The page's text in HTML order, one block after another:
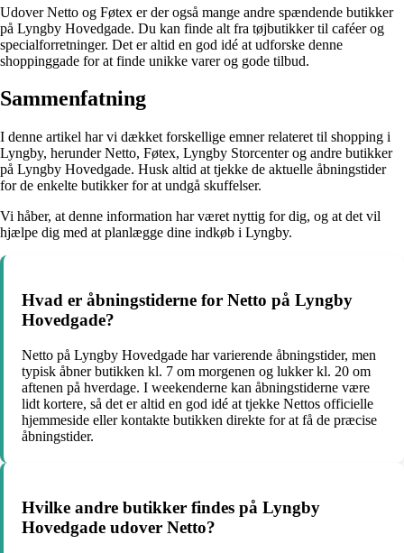
Udover Netto og Føtex er der også mange andre spændende butikker
på Lyngby Hovedgade. Du kan finde alt fra tøjbutikker til caféer og
specialforretninger. Det er altid en god idé at udforske denne
shoppinggade for at finde unikke varer og gode tilbud.
Sammenfatning
I denne artikel har vi dækket forskellige emner relateret til shopping i
Lyngby, herunder Netto, Føtex, Lyngby Storcenter og andre butikker
på Lyngby Hovedgade. Husk altid at tjekke de aktuelle åbningstider
for de enkelte butikker for at undgå skuffelser.
Vi håber, at denne information har været nyttig for dig, og at det vil
hjælpe dig med at planlægge dine indkøb i Lyngby.
Hvad er åbningstiderne for Netto på Lyngby
Hovedgade?
Netto på Lyngby Hovedgade har varierende åbningstider, men
typisk åbner butikken kl. 7 om morgenen og lukker kl. 20 om
aftenen på hverdage. I weekenderne kan åbningstiderne være
lidt kortere, så det er altid en god idé at tjekke Nettos officielle
hjemmeside eller kontakte butikken direkte for at få de præcise
åbningstider.
Hvilke andre butikker findes på Lyngby
Hovedgade udover Netto?